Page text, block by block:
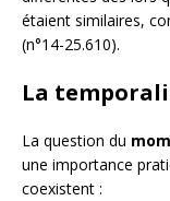
étaient similaires,
(n°14-25.610).
La
La question du
une importance
coexistent :